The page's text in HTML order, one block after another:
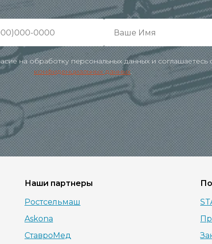
на обработку персональных данных и соглашаетесь
конфиденциальных данных.
Наши партнеры
Ростсельмаш
Askona
СтавроМед